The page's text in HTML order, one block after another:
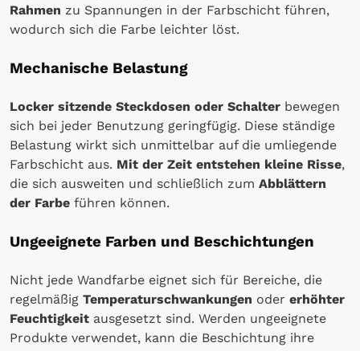
Rahmen zu Spannungen in der Farbschicht führen,
wodurch sich die Farbe leichter löst.
Mechanische Belastung
Locker sitzende Steckdosen oder Schalter bewegen
sich bei jeder Benutzung geringfügig. Diese ständige
Belastung wirkt sich unmittelbar auf die umliegende
Farbschicht aus. Mit der Zeit entstehen kleine Risse,
die sich ausweiten und schließlich zum Abblättern
der Farbe führen können.
Ungeeignete Farben und Beschichtungen
Nicht jede Wandfarbe eignet sich für Bereiche, die
regelmäßig Temperaturschwankungen oder erhöhter
Feuchtigkeit ausgesetzt sind. Werden ungeeignete
Produkte verwendet, kann die Beschichtung ihre